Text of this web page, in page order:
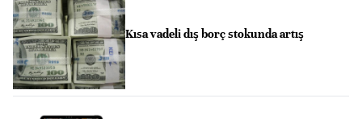
Kısa vadeli dış borç stokunda artış